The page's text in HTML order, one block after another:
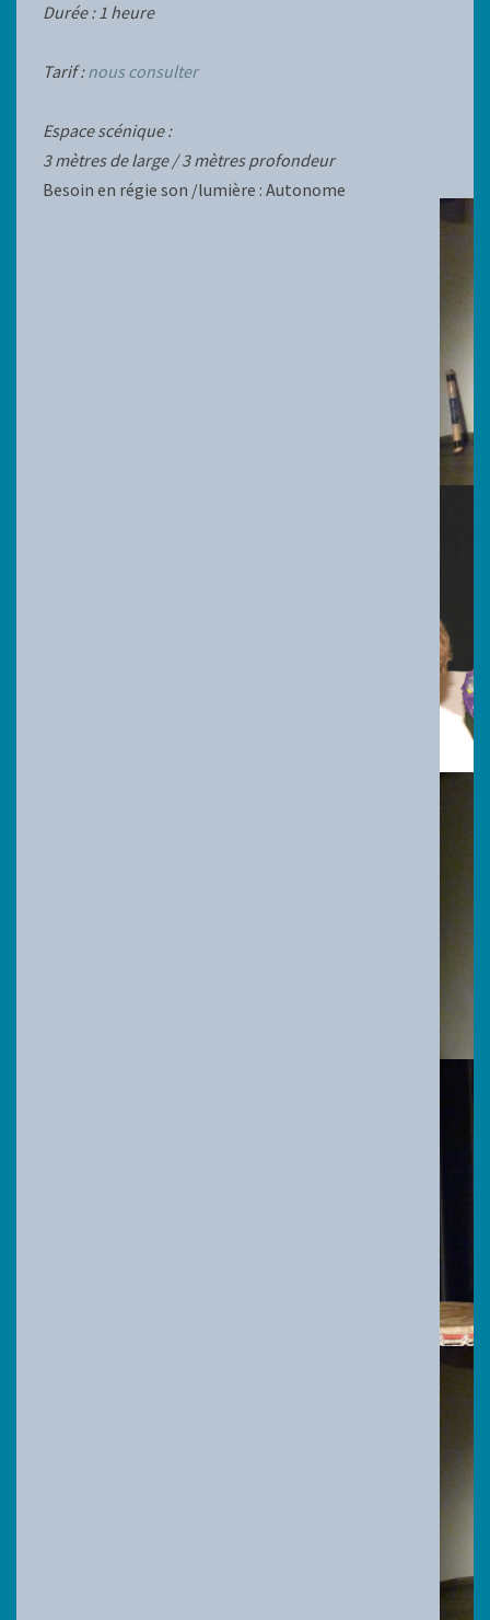
Durée : 1 heure
Tarif :nous consulter
Espace scénique :
3 mètres de large / 3 mètres profondeur
Besoin en régie son /lumière : Autonome